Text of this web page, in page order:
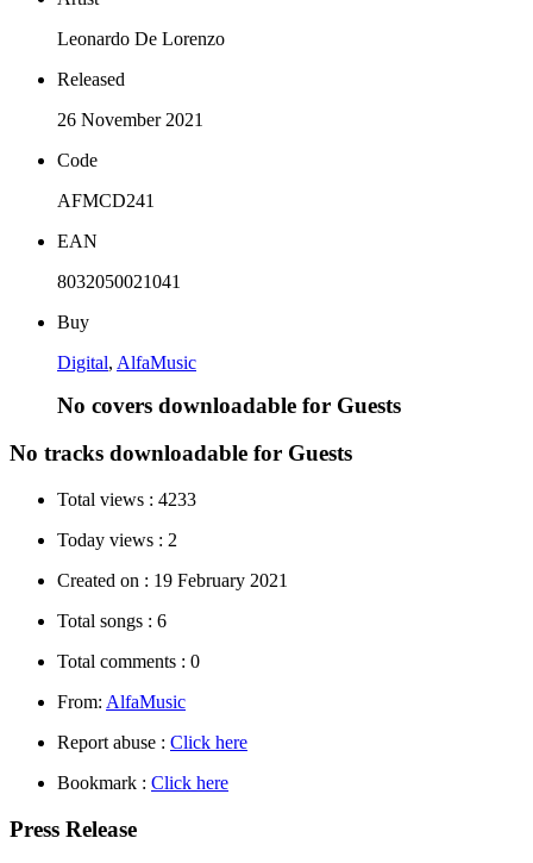
Leonardo De Lorenzo
Released
26 November 2021
Code
AFMCD241
EAN
8032050021041
Buy
Digital, AlfaMusic
No covers downloadable for Guests
No tracks downloadable for Guests
Total views : 4233
Today views : 2
Created on : 19 February 2021
Total songs : 6
Total comments : 0
From: AlfaMusic
Report abuse : Click here
Bookmark : Click here
Press Release